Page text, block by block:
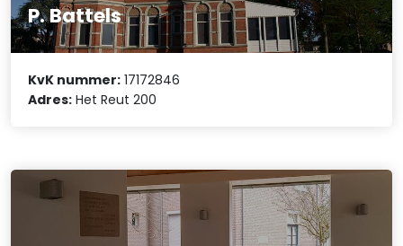
P. Battels
KvK nummer: 17172846
Adres: Het Reut 200